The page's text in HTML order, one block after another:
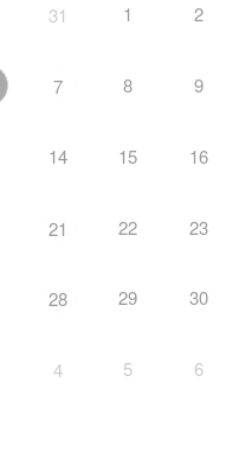
31 1 2
7 8 9
14 15 16
21 22 23
28 29 30
4 5 6